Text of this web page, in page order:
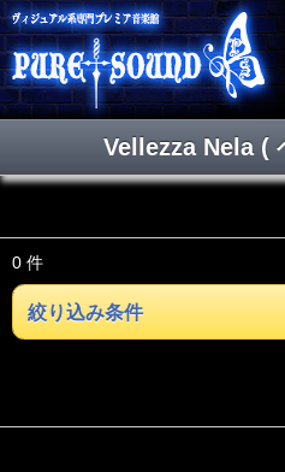
Vellezza Nela (
0 件
絞り込み条件